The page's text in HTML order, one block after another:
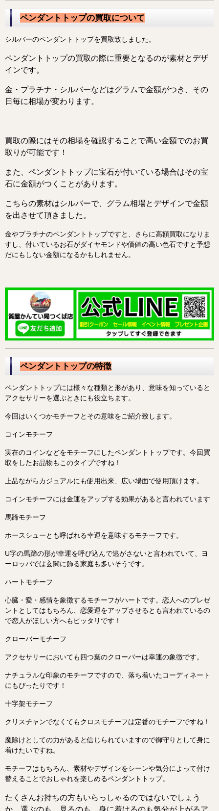
ペンダントトップの買取について
シルバーのペンダントトップを買取致しました。
ペンダントトップの買取の際に重要となるのが素材とデザ
インです。
金・プラチナ・シルバーなどはグラムで金額がつき、その
日毎に相場が変わります。
買取の際にはその相場を確認することで高い金額でのお買
取りが可能です！
また、ペンダントトップに宝石が付いている場合はその宝
石に金額がつくことがあります。
こちらの素材はシルバーで、グラム相場とデザインで金額
を出させて頂きました。
金やプラチナのペンダントトップですと、さらに高額買取になりま
すし、付いているお石がダイヤモンドや価値の高い色石ですと予想
だにもしない金額になるかもしれません。
ペンダントトップの特徴
ペンダントトップには様々な種類と形があり、意味を知っていると
アクセサリーを選ぶときにも役立ちます。
今回はいくつかモチーフとその意味をご紹介致します。
コインモチーフ
実在のコインなどをモチーフにしたペンダントトップです。今回買
取をしたお品物もこのタイプですね！
上品ながらカジュアルにも使用出来、広い場面で使用頂けます。
コインモチーフには金運をアップする効果があると言われています
馬蹄モチーフ
ホースシューとも呼ばれる幸運を意味するモチーフです。
U字の馬蹄の形が幸運を呼び込んで逃がさないと言われていて、ヨ
ーロッパでは玄関に飾る家庭も多いそうです。
ハートモチーフ
心臓・愛・感情を象徴するモチーフがハートです。恋人へのプレゼ
ントとしてはもちろん、恋愛運をアップさせるとも言われているの
で恋人がほしい方へもピッタリです！
クローバーモチーフ
アクセサリーにおいても四つ葉のクローバーは幸運の象徴です。
ナチュラルな印象のモチーフですので、落ち着いたコーディネート
にもぴったりです！
十字架モチーフ
クリスチャンでなくてもクロスモチーフは定番のモチーフですね！
魔除けとしての力があると信じられていますので御守りとして身に
着けたいですね。
モチーフはもちろん、素材やデザインをシーンや気分によって付け
替えることでおしゃれを楽しめるペンダントトップ。
たくさんお持ちの方もいらっしゃるのではないでしょう
か。選ぶのも、見るのも、身に着けるのも気分が上がるア